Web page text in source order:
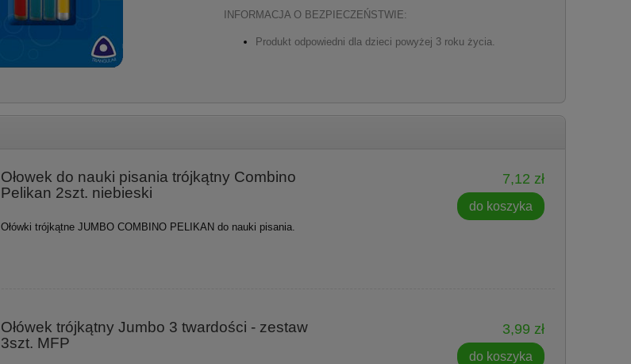
INFORMACJA O BEZPIECZEŃSTWIE:
Produkt odpowiedni dla dzieci powyżej 3 roku życia.
Ołowek do nauki pisania trójkątny Combino
Pelikan 2szt. niebieski
Ołówki trójkątne JUMBO COMBINO PELIKAN do nauki pisania.
7,12 zł
do koszyka
Ołówek trójkątny Jumbo 3 twardości - zestaw
3szt. MFP
3,99 zł
do koszyka